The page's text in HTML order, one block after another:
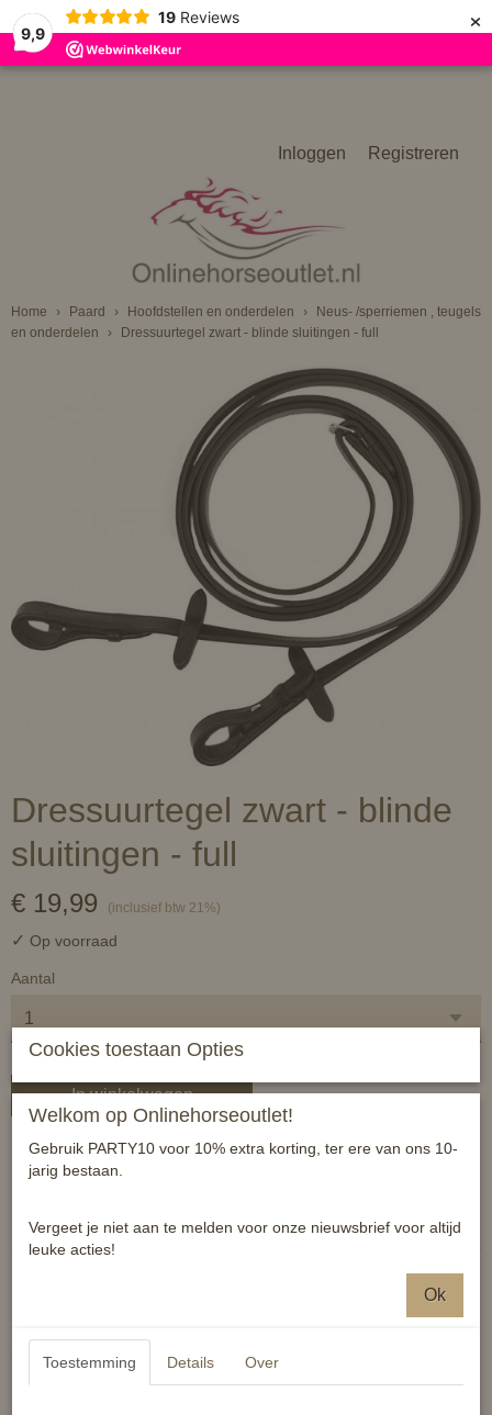
9,9
19 Reviews ×
Inloggen Registreren
Home › Paard › Hoofdstellen en onderdelen ›
Neus- /sperriemen , teugels
en onderdelen
› Dressuurtegel zwart - blinde sluitingen - full
Dressuurtegel zwart - blinde
sluitingen - full
€ 19,99 (inclusief btw 21%)
✓ Op voorraad
Aantal
In winkelwagen
Fijne dressuurteugels met blinde sluiting
Ook interessant
Cookies toestaan Opties
Welkom op Onlinehorseoutlet!
Gebruik PARTY10 voor 10% extra korting, ter ere van ons 10-
jarig bestaan.
Vergeet je niet aan te melden voor onze nieuwsbrief voor altijd
leuke acties!
Ok
Toestemming Details Over